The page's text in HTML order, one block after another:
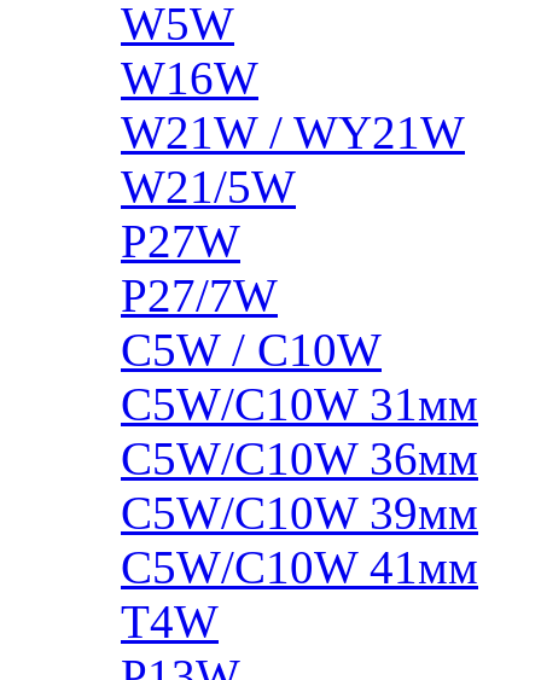
W5W
W16W
W21W / WY21W
W21/5W
P27W
P27/7W
C5W / C10W
C5W/C10W 31мм
C5W/C10W 36мм
C5W/C10W 39мм
C5W/C10W 41мм
T4W